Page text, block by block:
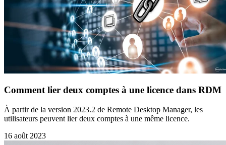
Comment lier deux comptes à une licence dans RDM
À partir de la version 2023.2 de Remote Desktop Manager, les
utilisateurs peuvent lier deux comptes à une même licence.
16 août 2023